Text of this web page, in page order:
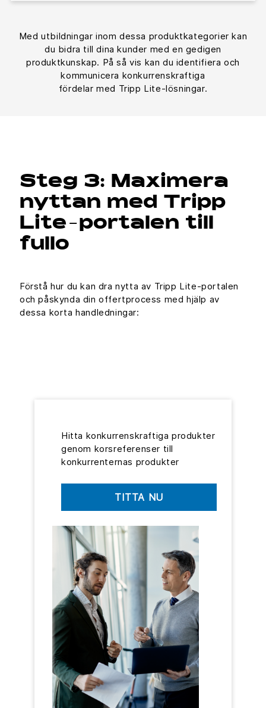
Med utbildningar inom dessa produktkategorier kan
du bidra till dina kunder med en gedigen
produktkunskap. På så vis kan du identifiera och
kommunicera konkurrenskraftiga
fördelar med Tripp Lite-lösningar.
Steg 3: Maximera
nyttan med Tripp
Lite-portalen till
fullo
Förstå hur du kan dra nytta av Tripp Lite-portalen
och påskynda din offertprocess med hjälp av
dessa korta handledningar:
Hitta konkurrenskraftiga produkter
genom korsreferenser till
konkurrenternas produkter
TITTA NU